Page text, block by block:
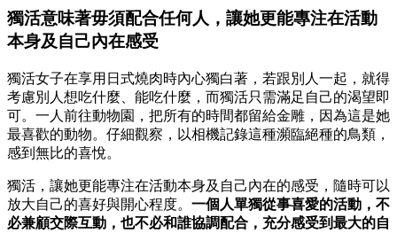
獨活意味著毋須配合任何人，讓她更能專注在活動
本身及自己內在感受
獨活女子在享用日式燒肉時內心獨白著，若跟別人一起，就得
考慮別人想吃什麼、能吃什麼，而獨活只需滿足自己的渴望即
可。一人前往動物園，把所有的時間都留給金雕，因為這是她
最喜歡的動物。仔細觀察，以相機記錄這種瀕臨絕種的鳥類，
感到無比的喜悅。
獨活，讓她更能專注在活動本身及自己內在的感受，隨時可以
放大自己的喜好與開心程度。 一個人單獨從事喜愛的活動，不
必兼顧交際互動，也不必和誰協調配合，充分感受到最大的自